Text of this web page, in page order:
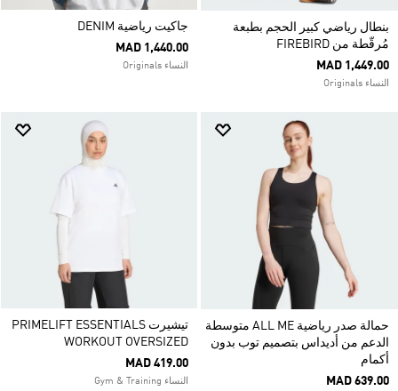
بنطال رياضي كبير الحجم بطبعة
مُرقّطة من FIREBIRD
MAD 1,449.00
النساء Originals
جاكيت رياضية DENIM
MAD 1,440.00
النساء Originals
حمالة صدر رياضية ALL ME متوسطة
الدعم من أديداس بتصميم توب بدون
أكمام
MAD 639.00
تيشيرت PRIMELIFT ESSENTIALS
WORKOUT OVERSIZED
MAD 419.00
النساء Gym & Training